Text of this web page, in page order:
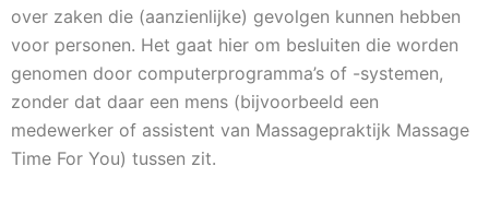
over zaken die (aanzienlijke) gevolgen kunnen hebben
voor personen. Het gaat hier om besluiten die worden
genomen door computerprogramma’s of -systemen,
zonder dat daar een mens (bijvoorbeeld een
medewerker of assistent van Massagepraktijk Massage
Time For You) tussen zit.